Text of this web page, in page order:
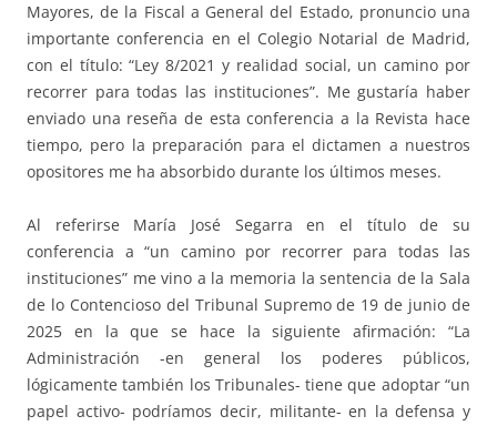
Mayores, de la Fiscal a General del Estado, pronuncio una
importante conferencia en el Colegio Notarial de Madrid,
con el título: “Ley 8/2021 y realidad social, un camino por
recorrer para todas las instituciones”. Me gustaría haber
enviado una reseña de esta conferencia a la Revista hace
tiempo, pero la preparación para el dictamen a nuestros
opositores me ha absorbido durante los últimos meses.
Al referirse María José Segarra en el título de su
conferencia a “un camino por recorrer para todas las
instituciones” me vino a la memoria la sentencia de la Sala
de lo Contencioso del Tribunal Supremo de 19 de junio de
2025 en la que se hace la siguiente afirmación: “La
Administración -en general los poderes públicos,
lógicamente también los Tribunales- tiene que adoptar “un
papel activo- podríamos decir, militante- en la defensa y